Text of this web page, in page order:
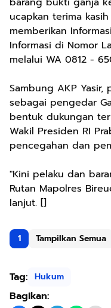
ucapkan terima
memberikan
Informasi di Nomor
melalui WA 0812 -
Sambung AKP
sebagai pengedar
bentuk dukungan
Wakil Presiden RI
pencegahan dan
"Kini pelaku dan
Rutan Mapolres
lanjut. []
1 Tampilkan Semua
Tag: Hukum
Bagikan: